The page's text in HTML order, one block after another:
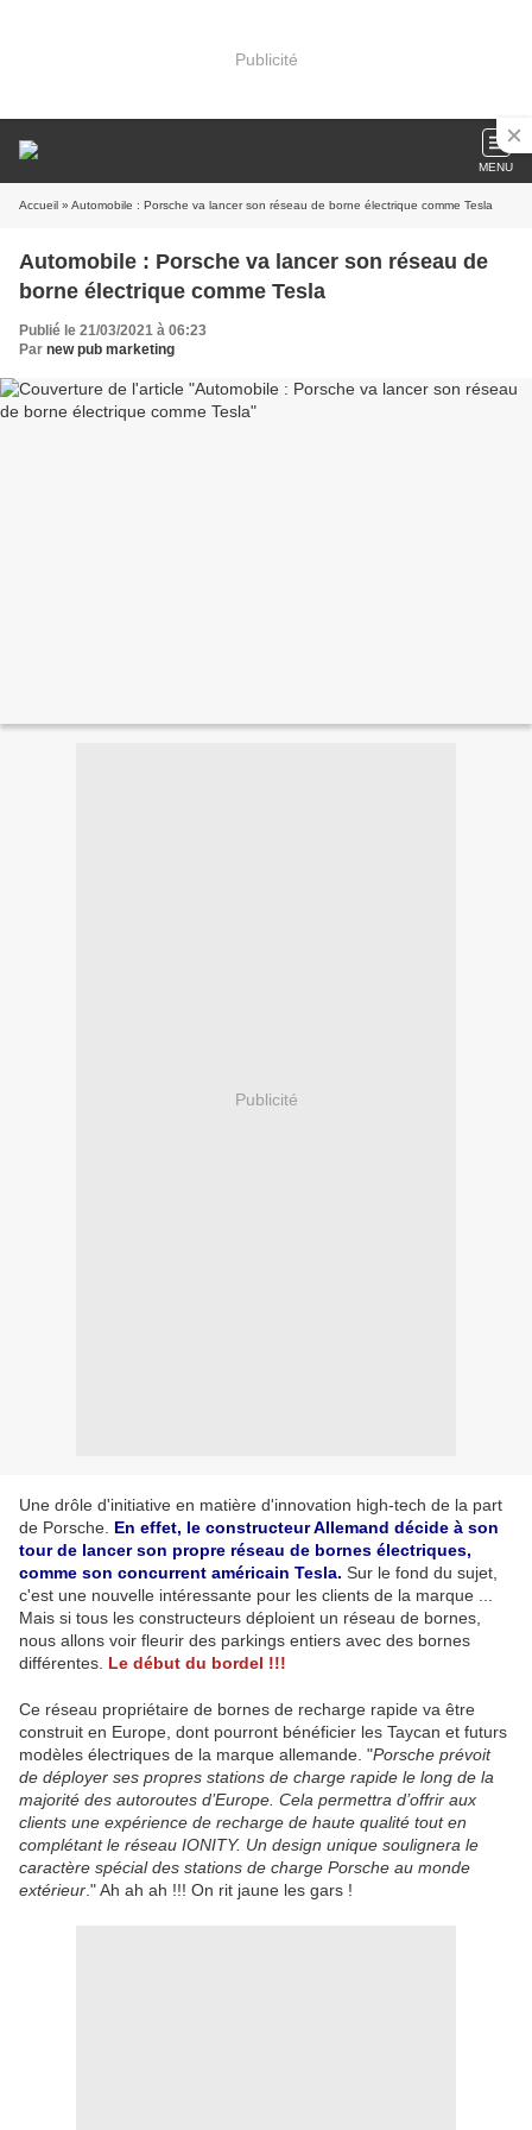
Publicité
MENU
Accueil » Automobile : Porsche va lancer son réseau de borne électrique comme Tesla
Automobile : Porsche va lancer son réseau de
borne électrique comme Tesla
Publié le 21/03/2021 à 06:23
Par new pub marketing
Publicité
Une drôle d'initiative en matière d'innovation high-tech de la part
de Porsche. En effet, le constructeur Allemand décide à son
tour de lancer son propre réseau de bornes électriques,
comme son concurrent américain Tesla. Sur le fond du sujet,
c'est une nouvelle intéressante pour les clients de la marque ...
Mais si tous les constructeurs déploient un réseau de bornes,
nous allons voir fleurir des parkings entiers avec des bornes
différentes. Le début du bordel !!!
Ce réseau propriétaire de bornes de recharge rapide va être
construit en Europe, dont pourront bénéficier les Taycan et futurs
modèles électriques de la marque allemande. "Porsche prévoit
de déployer ses propres stations de charge rapide le long de la
majorité des autoroutes d’Europe. Cela permettra d’offrir aux
clients une expérience de recharge de haute qualité tout en
complétant le réseau IONITY. Un design unique soulignera le
caractère spécial des stations de charge Porsche au monde
extérieur ." Ah ah ah !!! On rit jaune les gars !